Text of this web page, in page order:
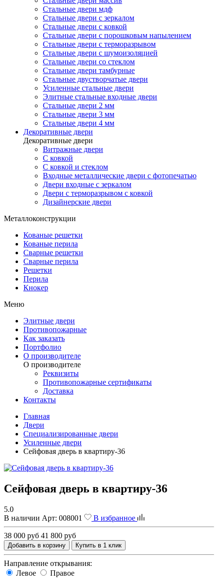
Стальные двери мдф
Стальные двери с зеркалом
Стальные двери с ковкой
Стальные двери с порошковым напылением
Стальные двери с терморазрывом
Стальные двери с шумоизоляцией
Стальные двери со стеклом
Стальные двери тамбурные
Стальные двустворчатые двери
Усиленные стальные двери
Элитные стальные входные двери
Стальные двери 2 мм
Стальные двери 3 мм
Стальные двери 4 мм
Декоративные двери
Декоративные двери
Витражные двери
С ковкой
С ковкой и стеклом
Входные металлические двери с фотопечатью
Двери входные с зеркалом
Двери с терморазрывом с ковкой
Дизайнерские двери
Металлоконструкции
Кованые решетки
Кованые перила
Сварные решетки
Сварные перила
Решетки
Перила
Кнокер
Меню
Элитные двери
Противопожарные
Как заказать
Портфолио
О производителе
О производителе
Реквизиты
Противопожарные сертификаты
Доставка
Контакты
Главная
Двери
Специализированные двери
Усиленные двери
Сейфовая дверь в квартиру-36
Сейфовая дверь в квартиру-36
5.0
В наличии Арт: 008001 В избранное
38 000 руб 41 800 руб
Добавить в корзину Купить в 1 клик
Направление открывания:
Левое
Правое